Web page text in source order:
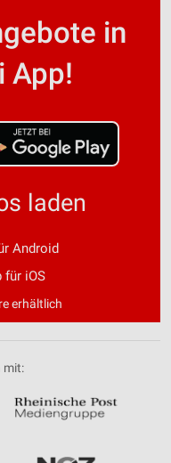
in
App!
laden
Android
für iOS
erhältlich
mit: